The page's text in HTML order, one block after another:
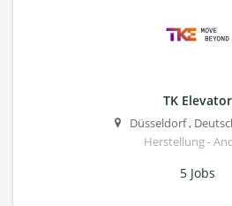
TK Elevator
Düsseldorf,
Herstellung -
5 Jobs